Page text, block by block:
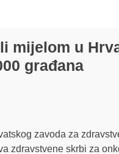
mijelom u
građana
zavoda za
zdravstvene skrbi za